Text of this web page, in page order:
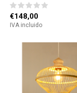
€148,00
IVA incluido